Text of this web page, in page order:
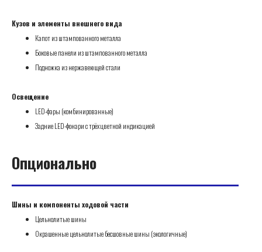
Кузов и элементы внешнего вида
Капот из штампованного металла
Боковые панели из штампованного металла
Подножка из нержавеющей стали
Освещение
LED-фары (комбинированные)
Задние LED-фонари с трёхцветной индикацией
Опционально
Шины и компоненты ходовой части
Цельнолитые шины
Окрашенные цельнолитые бесшовные шины (экологичные)